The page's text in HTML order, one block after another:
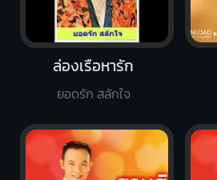
ล่องเรือหารัก
ยอดรัก สลักใจ